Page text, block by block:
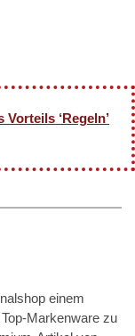
‘Regeln’
einem
Markenware zu